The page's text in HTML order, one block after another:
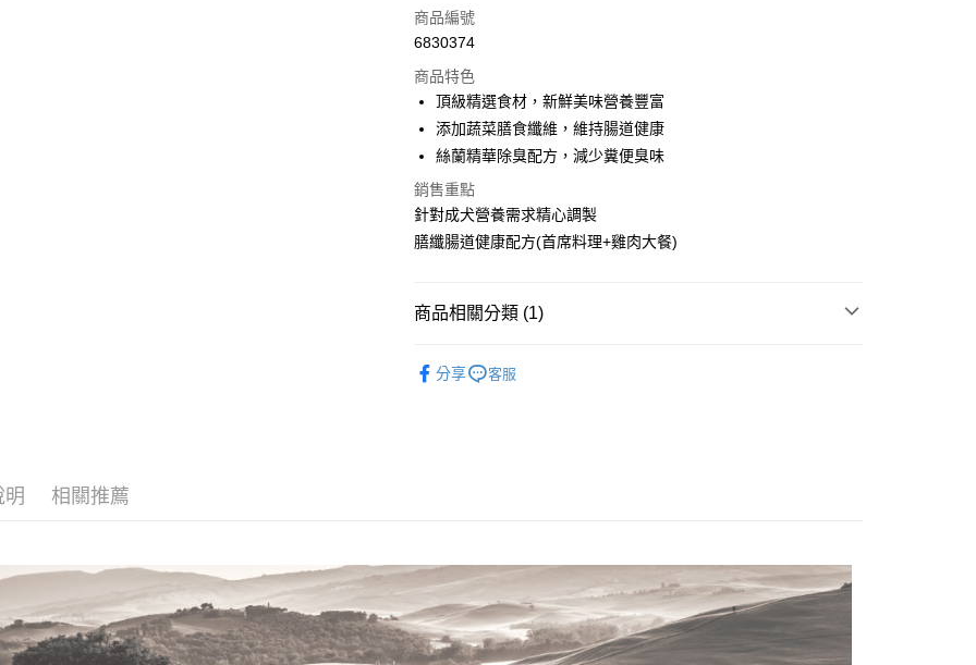
信用卡一次付款
Apple Pay
悠遊付
全盈+PAY
【關於「AFTEE先享後付」】
AFTEE先享後付是「在收到商品之後才付款」的支付方式。 讓您購物簡單
１．簡單：不需註冊會員、不需綁卡、不需儲值。
２．便利：只要手機號碼，簡訊認證，即可結帳。
絡購買商品的店家。未經商家同意取消之訂單仍視為有效，需透過AFTEE
先享後付繳納相關費用。
※ 交易是否成功請以「AFTEE先享後付 」之結帳頁面顯示為準，若有關於
是否繳費成功／繳費後需取消欲退款等相關疑問，請聯繫「AFTEE先享後
付客戶支援中心」https://netprotections.freshdesk.com/support/home
ATM付款
商品編號
6830374
商品特色
頂級精選食材，新鮮美味營養豐富
添加蔬菜膳食纖維，維持腸道健康
絲蘭精華除臭配方，減少糞便臭味
銷售重點
針對成犬營養需求精心調製
膳纖腸道健康配方(首席料理+雞肉大餐)
商品相關分類 (1)
分享
客服
明 相關推薦